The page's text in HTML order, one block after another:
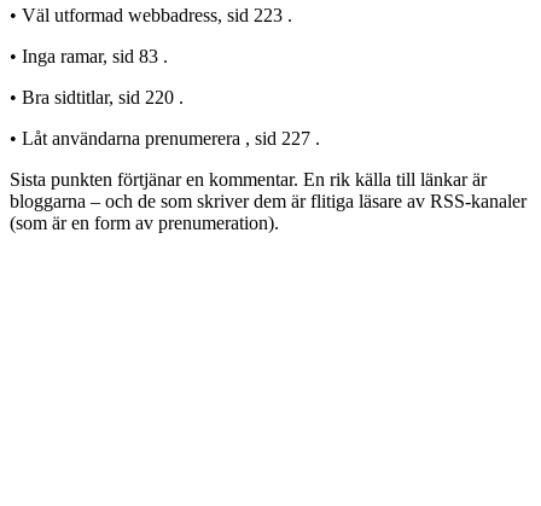
• Väl utformad webbadress, sid 223 .
• Inga ramar, sid 83 .
• Bra sidtitlar, sid 220 .
• Låt användarna prenumerera , sid 227 .
Sista punkten förtjänar en kommentar. En rik källa till länkar är
bloggarna – och de som skriver dem är flitiga läsare av RSS-kanaler
(som är en form av prenumeration).